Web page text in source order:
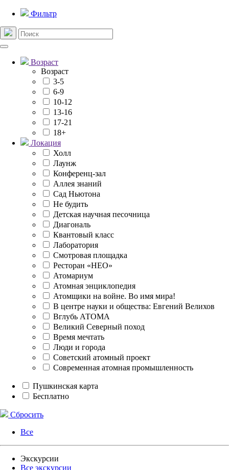
Фильтр
Возраст
Возраст
3-5
6-9
10-12
13-16
17-21
18+
Локация
Холл
Лаунж
Конференц-зал
Аллея знаний
Сад Ньютона
Не будить
Детская научная песочница
Диагональ
Квантовый класс
Лаборатория
Смотровая площадка
Ресторан «НЕО»
Атомариум
Атомная энциклопедия
Атомщики на войне. Во имя мира!
В центре науки и общества: Евгений Велихов
Вглубь АТОМА
Великий Северный поход
Время мечтать
Люди и города
Советский атомный проект
Современная атомная промышленность
Пушкинская карта
Бесплатно
Сбросить
Все
Экскурсии
Все экскурсии